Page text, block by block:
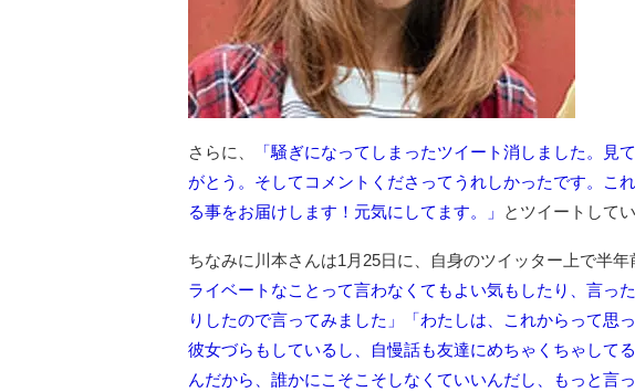
さらに、
「騒ぎになってしまったツイート消しました。見
がとう。そしてコメントくださってうれしかったです。こ
る事をお届けします！元気にしてます。」
とツイートしてい
ちなみに川本さんは1月25日に、自身のツイッター上で半年
ライベートなことって言わなくてもよい気もしたり、言っ
りしたので言ってみました」「わたしは、これからって思
彼女づらもしているし、自慢話も友達にめちゃくちゃして
んだから、誰かにこそこそしなくていいんだし、もっと言